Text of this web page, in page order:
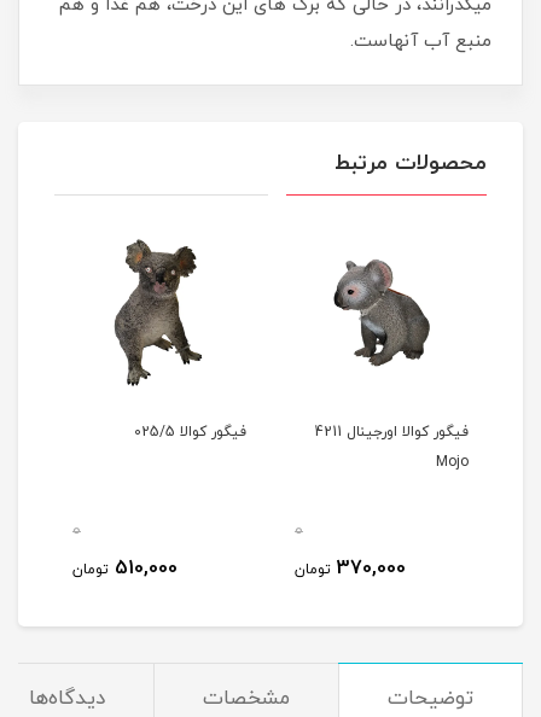
میگذرانند، در حالی که برگ های این درخت، هم غذا و هم
منبع آب آنهاست.
محصولات مرتبط
فیگور کوالا اورجینال 4211
Mojo
0
370,000 تومان
فیگور کوالا 025/5
0
510,000 تومان
توضیحات مشخصات دیدگاه‌ها